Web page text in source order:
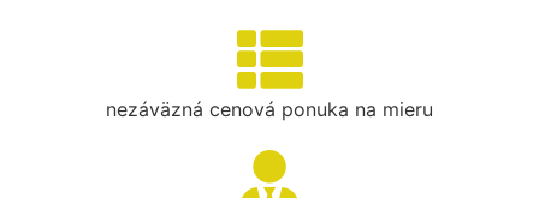
nezáväzná cenová ponuka na mieru